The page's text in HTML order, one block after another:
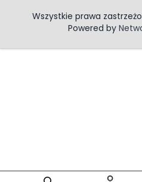
Wszystkie prawa
Powered by